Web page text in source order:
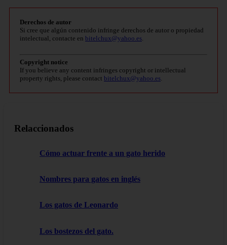
Derechos de autor
Si cree que algún contenido infringe derechos de autor o propiedad
intelectual, contacte en bitelchux@yahoo.es.
Copyright notice
If you believe any content infringes copyright or intellectual
property rights, please contact bitelchux@yahoo.es.
Relaccionados
Cómo actuar frente a un gato herido
Nombres para gatos en inglés
Los gatos de Leonardo
Los bostezos del gato.